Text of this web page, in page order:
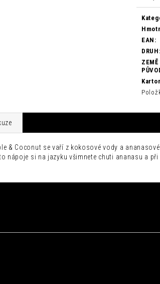
cena:
EAN :
DRUH :
ZEMĚ
& Coconut se vaří z kokosové vody a
nápoje si na jazyku všimnete chuti ananasu a při